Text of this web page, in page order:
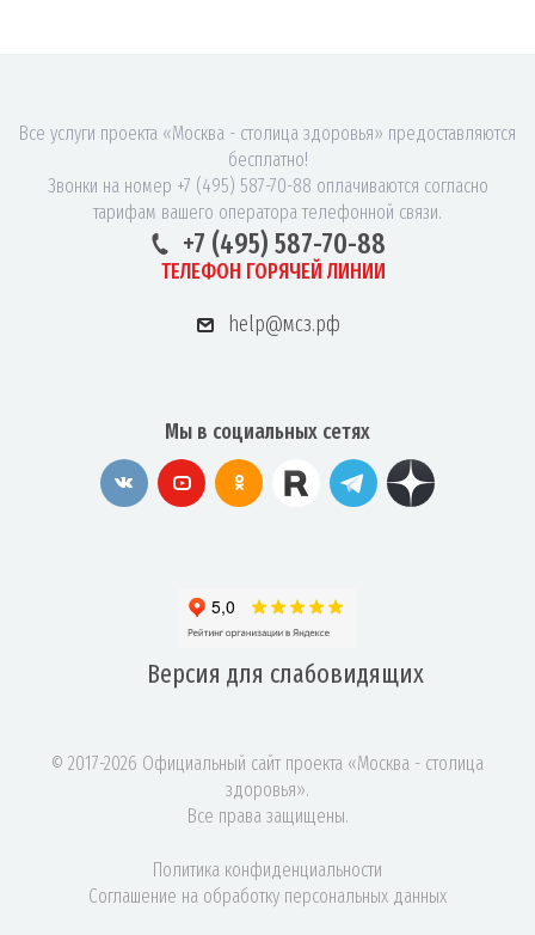
Все услуги проекта «Москва - столица здоровья» предоставляются
бесплатно!
Звонки на номер +7 (495) 587-70-88 оплачиваются согласно
тарифам вашего оператора телефонной связи.
+7 (495) 587-70-88
ТЕЛЕФОН ГОРЯЧЕЙ ЛИНИИ
help@мсз.рф
Мы в социальных сетях
Версия для слабовидящих
© 2017-2026 Официальный сайт проекта «Москва - столица
здоровья».
Все права защищены.
Политика конфиденциальности
Соглашение на обработку персональных данных